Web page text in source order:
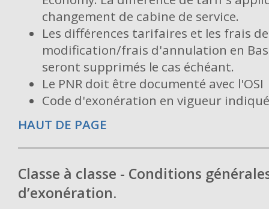
changement de cabine de service.
Les différences tarifaires et les frais de
modification/frais d'annulation en
seront supprimés le cas échéant.
Le PNR doit être documenté avec l'OSI
Code d'exonération en vigueur
HAUT DE PAGE
Classe à classe - Conditions
d’exonération.